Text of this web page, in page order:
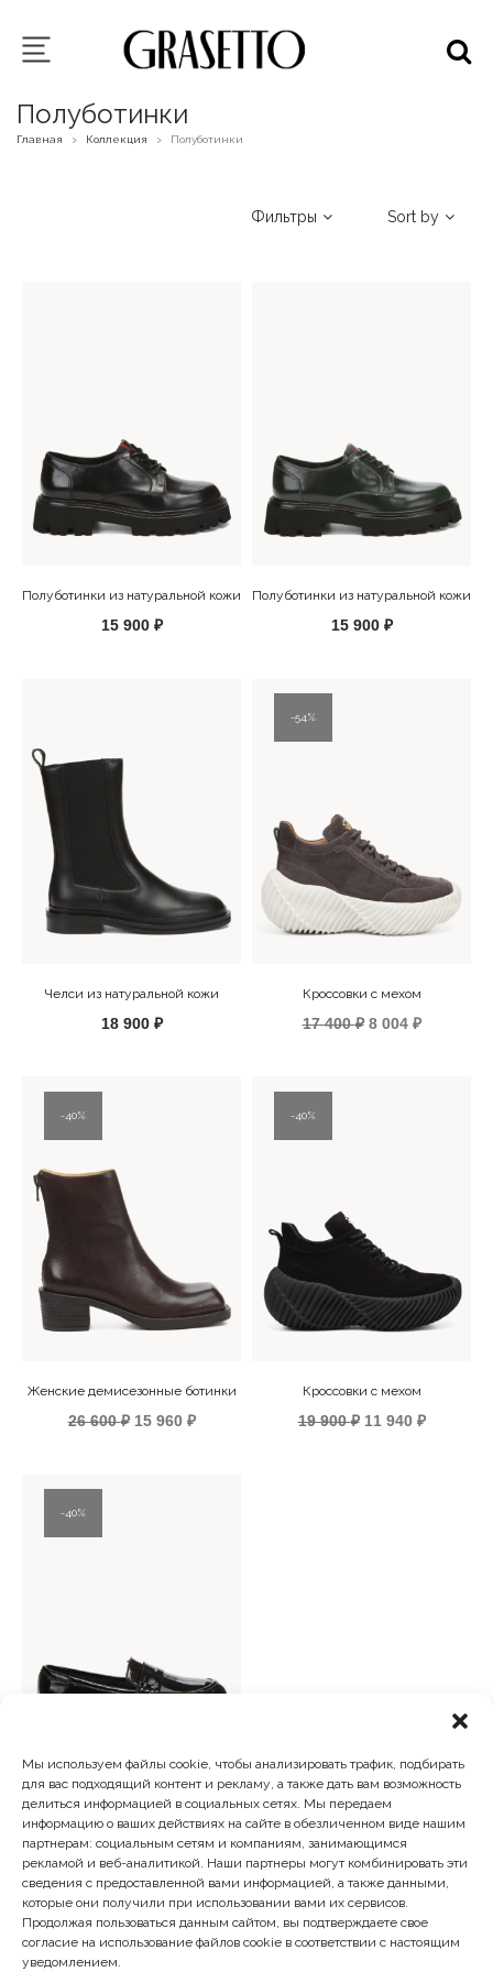
Мы используем файлы cookie, чтобы анализировать трафик, подбирать
для вас подходящий контент и рекламу, а также дать вам возможность
делиться информацией в социальных сетях. Мы передаем
информацию о ваших действиях на сайте в обезличенном виде нашим
партнерам: социальным сетям и компаниям, занимающимся
рекламой и веб-аналитикой. Наши партнеры могут комбинировать эти
сведения с предоставленной вами информацией, а также данными,
которые они получили при использовании вами их сервисов.
Продолжая пользоваться данным сайтом, вы подтверждаете свое
согласие на использование файлов cookie в соответствии с настоящим
уведомлением.
Полуботинки
Главная > Коллекция > Полуботинки
Фильтры Sort by
Полуботинки из натуральной кожи
15 900 ₽
Полуботинки из натуральной кожи
15 900 ₽
Челси из натуральной кожи
18 900 ₽
54%
Кроссовки с мехом
17 400₽ 8 004 ₽Текущая
40%
Женские демисезонные ботинки
26 600₽ Первоначальная
15 960 ₽Текущая
40%
Кроссовки с мехом
19 900₽ Первоначальная
11 940 ₽Текущая
40%
Лоферы
18 600₽ Первоначальная
цена
составляла
18
600 ₽.
11 160₽Текущая
цена:
11
160 ₽.